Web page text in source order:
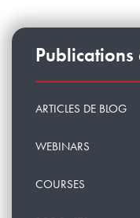
ARTICLES DE BLOG
WEBINARS
COURSES